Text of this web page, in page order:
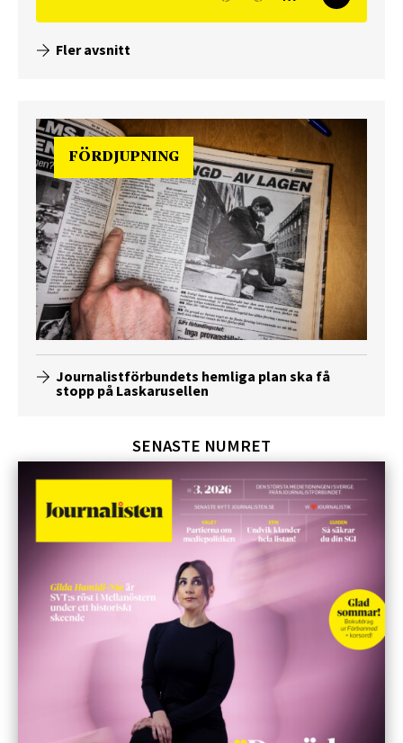
Fler avsnitt
FÖRDJUPNING
Journalistförbundets hemliga plan ska få
stopp på Laskarusellen
SENASTE NUMRET